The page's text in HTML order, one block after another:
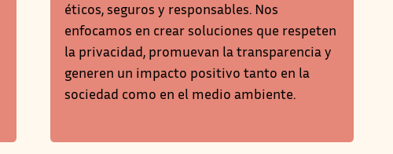
éticos, seguros y responsables. Nos
enfocamos en crear soluciones que respeten
la privacidad, promuevan la transparencia y
generen un impacto positivo tanto en la
sociedad como en el medio ambiente.